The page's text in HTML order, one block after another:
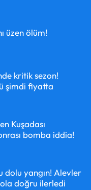
üzen ölüm!
kritik sezon!
şimdi fiyatta
Kuşadası
bomba iddia!
dolu yangın! Alevler
doğru ilerledi